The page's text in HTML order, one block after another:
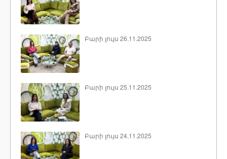
Բարի լույս 26.11.2025
Բարի լույս 25.11.2025
Բարի լույս 24.11.2025